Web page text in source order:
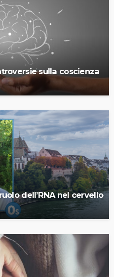
sulla coscienza
dell’RNA nel cervello